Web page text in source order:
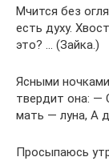
Мчится без
есть духу.
это? … (Зайка.)
Ясными
твердит она: —
мать — луна, А
Просыпаюсь